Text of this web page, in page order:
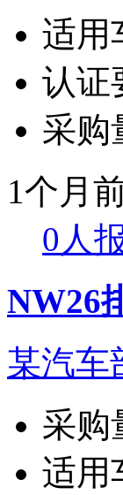
适用
认证
采购
1个月
0人
NW26
某汽车
采购
适用